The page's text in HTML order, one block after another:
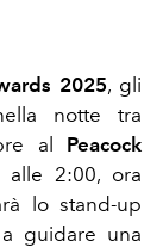
2025, gli
notte tra
al Peacock
2:00, ora
lo stand-up
guidare una